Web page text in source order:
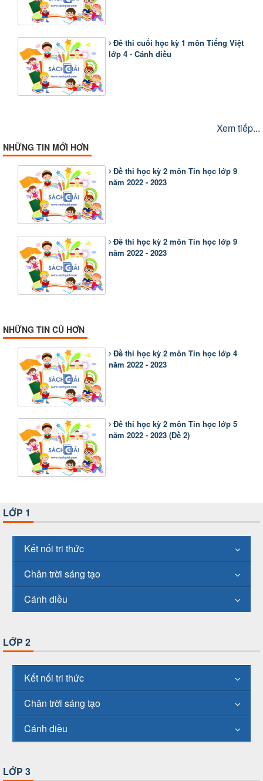
Đề thi cuối học kỳ 1 môn Tiếng Việt
lớp 4 - Cánh diều
Xem tiếp...
NHỮNG TIN MỚI HƠN
Đề thi học kỳ 2 môn Tin học lớp 9
năm 2022 - 2023
Đề thi học kỳ 2 môn Tin học lớp 9
năm 2022 - 2023
NHỮNG TIN CŨ HƠN
Đề thi học kỳ 2 môn Tin học lớp 4
năm 2022 - 2023
Đề thi học kỳ 2 môn Tin học lớp 5
năm 2022 - 2023 (Đề 2)
LỚP 1
Kết nối tri thức
Chân trời sáng tạo
Cánh diều
LỚP 2
Kết nối tri thức
Chân trời sáng tạo
Cánh diều
LỚP 3